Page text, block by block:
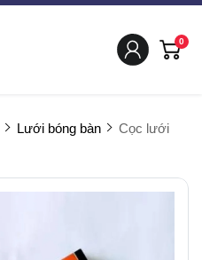
0
Lưới bóng bàn
Cọc lưới